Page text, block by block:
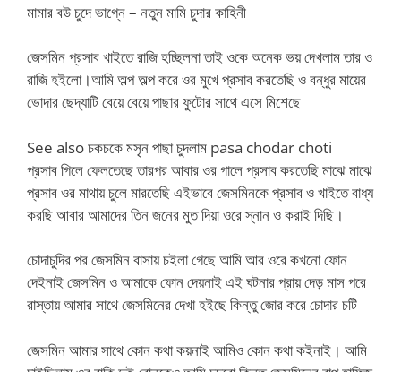
মামার বউ চুদে ভাগ্নে – নতুন মামি চুদার কাহিনী
জেসমিন প্রসাব খাইতে রাজি হচ্ছিলনা তাই ওকে অনেক ভয় দেখলাম তার ও
রাজি হইলো।আমি অল্প অল্প করে ওর মুখে প্রসাব করতেছি ও বন্ধুর মায়ের
ভোদার ছেদ্যাটি বেয়ে বেয়ে পাছার ফুটোর সাথে এসে মিশেছে
See also চকচকে মসৃন পাছা চুদলাম pasa chodar choti
প্রসাব গিলে ফেলতেছে তারপর আবার ওর গালে প্রসাব করতেছি মাঝে মাঝে
প্রসাব ওর মাথায় চুলে মারতেছি এইভাবে জেসমিনকে প্রসাব ও খাইতে বাধ্য
করছি আবার আমাদের তিন জনের মুত দিয়া ওরে স্নান ও করাই দিছি।
চোদাচুদির পর জেসমিন বাসায় চইলা গেছে আমি আর ওরে কখনো ফোন
দেইনাই জেসমিন ও আমাকে ফোন দেয়নাই এই ঘটনার প্রায় দেড় মাস পরে
রাস্তায় আমার সাথে জেসমিনের দেখা হইছে কিন্তু জোর করে চোদার চটি
জেসমিন আমার সাথে কোন কথা কয়নাই আমিও কোন কথা কইনাই। আমি